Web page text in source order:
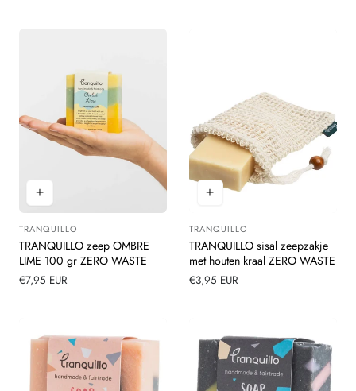
Leverancier:
TRANQUILLO
TRANQUILLO zeep OMBRE
LIME 100 gr ZERO WASTE
Normale
€7,95 EUR
Leverancier:
TRANQUILLO
TRANQUILLO sisal zeepzakje
met houten kraal ZERO WASTE
Normale
€3,95 EUR